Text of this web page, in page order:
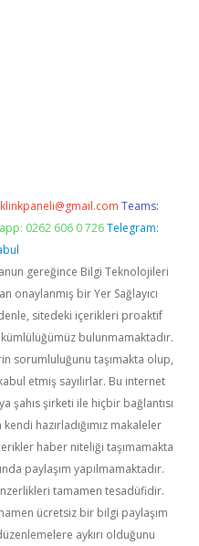
Teams:
0262 606 0 726 Telegram:
gereğince Bilgi Teknolojileri
onaylanmış bir Yer Sağlayıcı
sitedeki içerikleri proaktif
bulunmamaktadır.
sorumluluğunu taşımakta olup,
etmiş sayılırlar. Bu internet
şahıs şirketi ile hiçbir bağlantısı
hazırladığımız makaleler
haber niteliği taşımamakta
paylaşım yapılmamaktadır.
tamamen tesadüfidir.
ücretsiz bir bilgi paylaşım
aykırı olduğunu